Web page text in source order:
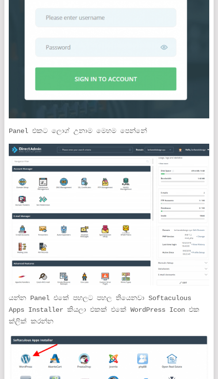
Panel එකට ලොග් උනාම මෙහම පෙන්නේ
යන්න Panel එකේ පහලට පහල තියෙනවා Softaculous
Apps Installer කියලා එකක් එකේ WordPress Icon එක
ක්ලික් කරන්න